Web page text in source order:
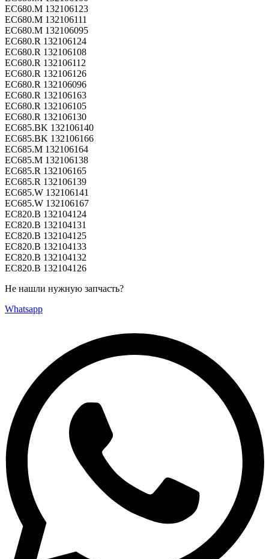
EC680.M 132106123
EC680.M 132106111
EC680.M 132106095
EC680.R 132106124
EC680.R 132106108
EC680.R 132106112
EC680.R 132106126
EC680.R 132106096
EC680.R 132106163
EC680.R 132106105
EC680.R 132106130
EC685.BK 132106140
EC685.BK 132106166
EC685.M 132106164
EC685.M 132106138
EC685.R 132106165
EC685.R 132106139
EC685.W 132106141
EC685.W 132106167
EC820.B 132104124
EC820.B 132104131
EC820.B 132104125
EC820.B 132104133
EC820.B 132104132
EC820.B 132104126
Не нашли нужную запчасть?
Whatsapp